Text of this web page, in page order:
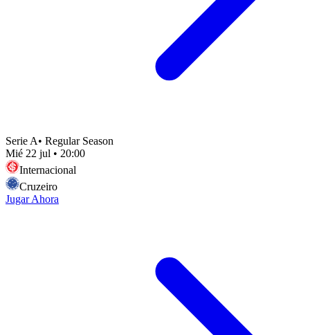
Serie A• Regular Season
Mié 22 jul • 20:00
Internacional
Cruzeiro
Jugar Ahora